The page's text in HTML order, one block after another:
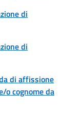
di
di
di affissione
o cognome da